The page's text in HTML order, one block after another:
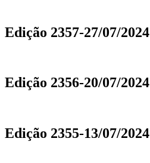
Edição 2357-27/07/2024
Edição 2356-20/07/2024
Edição 2355-13/07/2024